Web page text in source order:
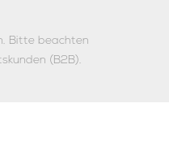
Bitte beachten
(B2B).